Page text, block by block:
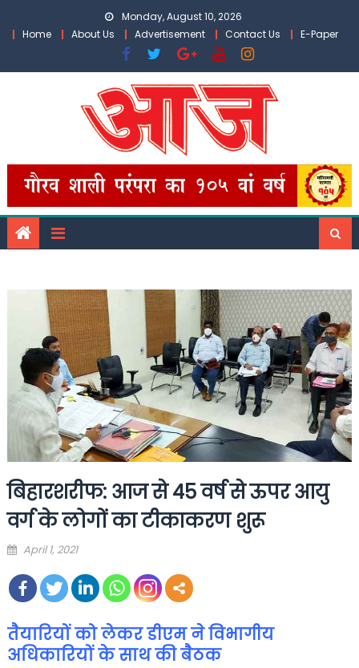
Monday, August 10, 2026
Home
About Us Advertisement Contact Us E-Paper
बिहारशरीफ: आज से 45 वर्ष से ऊपर आयु
वर्ग के लोगों का टीकाकरण शुरू
Posted
April 1, 2021
तैयारियों को लेकर डीएम ने विभागीय
अधिकारियों के साथ की बैठक